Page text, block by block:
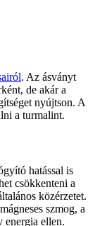
. Az ásványt
de akár a
nyújtson. A
a turmalint.
hatással is
csökkenteni a
közérzetet.
szmog, a
energia ellen.